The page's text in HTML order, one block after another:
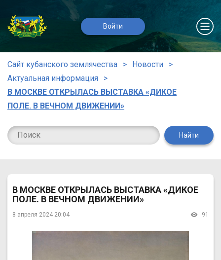
Войти
Сайт кубанского землячества
Новости
Актуальная информация
В МОСКВЕ ОТКРЫЛАСЬ ВЫСТАВКА «ДИКОЕ
ПОЛЕ. В ВЕЧНОМ ДВИЖЕНИИ»
Найти
В МОСКВЕ ОТКРЫЛАСЬ ВЫСТАВКА «ДИКОЕ
ПОЛЕ. В ВЕЧНОМ ДВИЖЕНИИ»
8 апреля 2024 20:04 91